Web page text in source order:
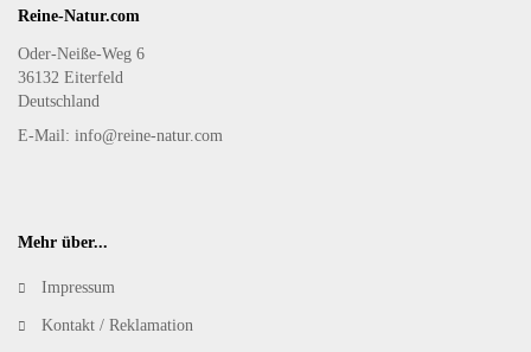
Reine-Natur.com
Oder-Neiße-Weg 6
36132 Eiterfeld
Deutschland
E-Mail: info@reine-natur.com
Mehr über...
Impressum
Kontakt / Reklamation